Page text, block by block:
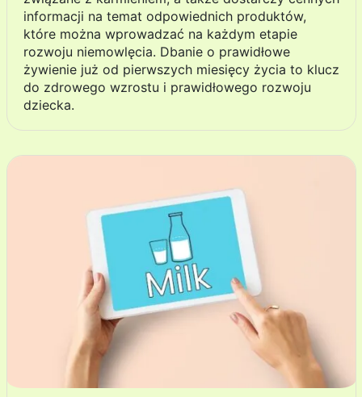
informacji na temat odpowiednich produktów,
które można wprowadzać na każdym etapie
rozwoju niemowlęcia. Dbanie o prawidłowe
żywienie już od pierwszych miesięcy życia to klucz
do zdrowego wzrostu i prawidłowego rozwoju
dziecka.